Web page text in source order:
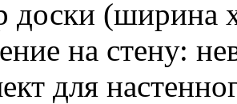
доски (ширина
на стену:
для